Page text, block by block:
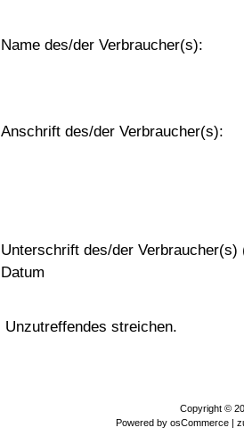
Name des/der Verbraucher(s):
Anschrift des/der Verbraucher(s):
Unterschrift des/der
Datum
Unzutreffendes streichen.
Copyright ©
Powered by osCommerce |